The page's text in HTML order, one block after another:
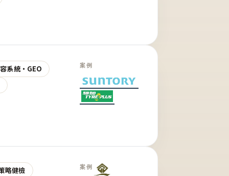
系統・GEO
案例
略健檢 案例